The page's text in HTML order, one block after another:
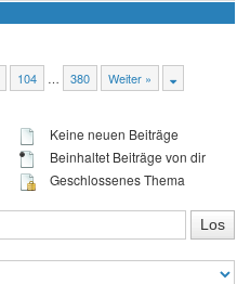
104 … 380 Weiter »
Keine neuen Beiträge
Beinhaltet Beiträge von dir
Geschlossenes Thema